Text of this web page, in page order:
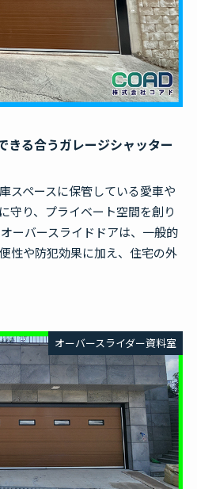
・お問合せ
きる合うガレージシャッター
スペースに保管している愛車や
守り、プライベート空間を創り
ーバースライドドアは、一般的
性や防犯効果に加え、住宅の外
オーバースライダー資料室